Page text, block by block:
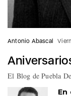
Antonio Abascal
El Blog de Puebla
En